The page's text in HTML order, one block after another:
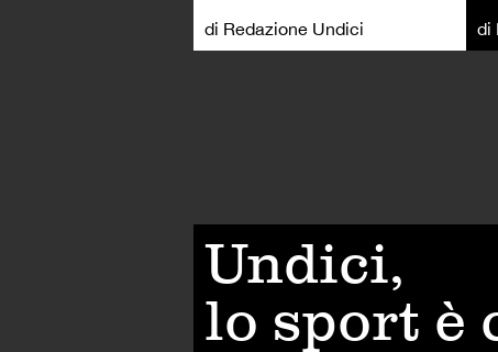
di Redazione Undici
di
Undici,
lo sport è